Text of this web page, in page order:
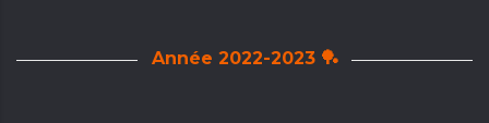
Année 2022-2023 🏓